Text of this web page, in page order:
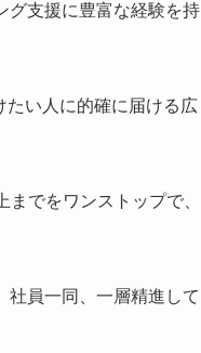
グ支援に豊富な経験を持
たい人に的確に届ける広
でをワンストップで、
社員一同、一層精進して